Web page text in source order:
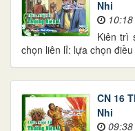
Nhi
Kiên trì
chọn liên lỉ: lựa chọn
CN 16
Nhi